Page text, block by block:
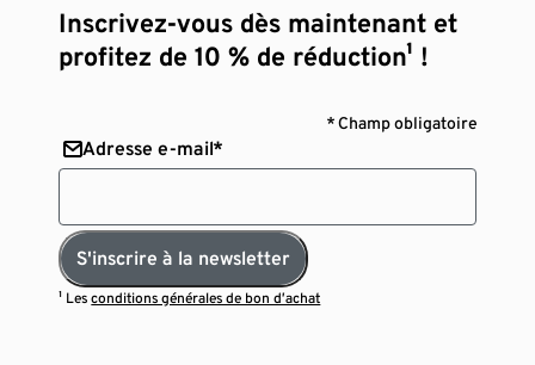
Inscrivez-vous dès maintenant et
profitez de 10 % de réduction¹ !
* Champ obligatoire
Adresse e-mail*
S'inscrire à la newsletter
¹ Lesconditions générales de bon d’achat